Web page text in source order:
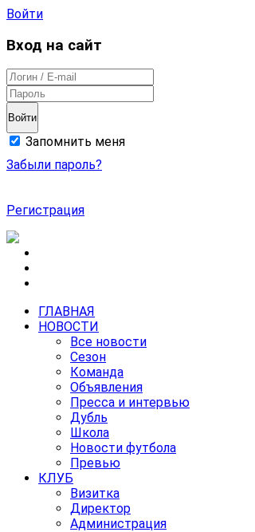
Войти
Вход на сайт
Войти
Запомнить меня
Забыли пароль?
Регистрация
ГЛАВНАЯ
НОВОСТИ
Все новости
Сезон
Команда
Объявления
Пресса и интервью
Дубль
Школа
Новости футбола
Превью
КЛУБ
Визитка
Директор
Администрация